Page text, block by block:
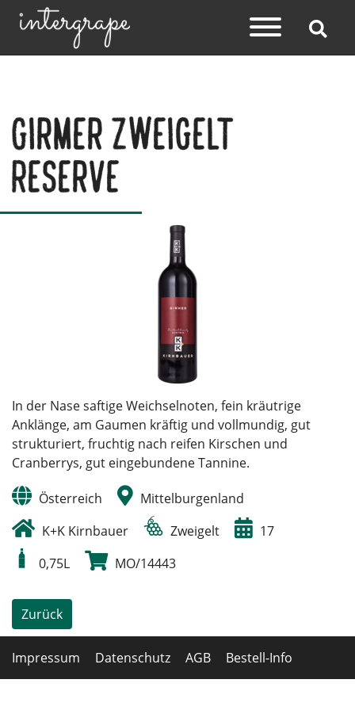
Girmer Zweigelt
Reserve
In der Nase saftige Weichselnoten, fein kräutrige
Anklänge, am Gaumen kräftig und vollmundig, gut
strukturiert, fruchtig nach reifen Kirschen und
Cranberrys, gut eingebundene Tannine.
Österreich
Mittelburgenland
K+K Kirnbauer
Zweigelt
17
0,75L
MO/14443
Zurück
Impressum Datenschutz AGB Bestell-Info